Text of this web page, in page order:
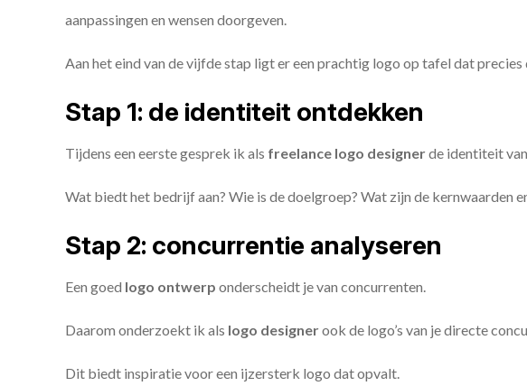
aanpassingen en wensen doorgeven.
Aan het eind van de vijfde stap ligt er een prachtig logo op tafel dat
Stap 1: de identiteit ontdekken
Tijdens een eerste gesprek ik als freelance logo designerde identiteit
Wat biedt het bedrijf aan? Wie is de doelgroep? Wat zijn de kernwaarden
Stap 2: concurrentie analyseren
Een goed logo ontwerp onderscheidt je van concurrenten.
Daarom onderzoekt ik als logo designerook de logo’s van je directe
Dit biedt inspiratie voor een ijzersterk logo dat opvalt.